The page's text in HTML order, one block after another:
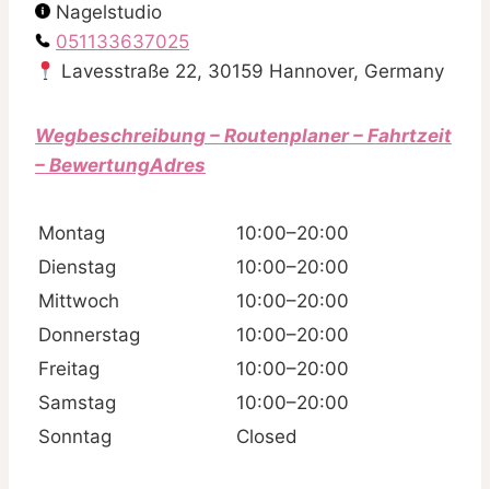
Nagelstudio
051133637025
Lavesstraße 22, 30159 Hannover, Germany
Wegbeschreibung – Routenplaner – Fahrtzeit
– BewertungAdres
Montag
10:00–20:00
Dienstag
10:00–20:00
Mittwoch
10:00–20:00
Donnerstag
10:00–20:00
Freitag
10:00–20:00
Samstag
10:00–20:00
Sonntag
Closed